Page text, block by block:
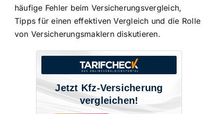
häufige Fehler beim Versicherungsvergleich,
Tipps für einen effektiven Vergleich und die Rolle
von Versicherungsmaklern diskutieren.
Jetzt Kfz-Versicherung
vergleichen!